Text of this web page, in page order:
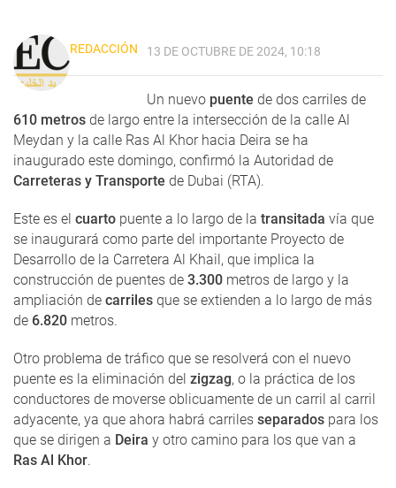
REDACCIÓN 13 DE OCTUBRE DE 2024, 10:18
Un nuevo puente de dos carriles de
610 metros de largo entre la intersección de la calle Al
Meydan y la calle Ras Al Khor hacia Deira se ha
inaugurado este domingo, confirmó la Autoridad de
Carreteras y Transporte de Dubai (RTA).
Este es el cuarto puente a lo largo de la transitada vía que
se inaugurará como parte del importante Proyecto de
Desarrollo de la Carretera Al Khail, que implica la
construcción de puentes de 3.300 metros de largo y la
ampliación de carriles que se extienden a lo largo de más
de 6.820 metros.
Otro problema de tráfico que se resolverá con el nuevo
puente es la eliminación del zigzag, o la práctica de los
conductores de moverse oblicuamente de un carril al carril
adyacente, ya que ahora habrá carriles separados para los
que se dirigen a Deira y otro camino para los que van a
Ras Al Khor.